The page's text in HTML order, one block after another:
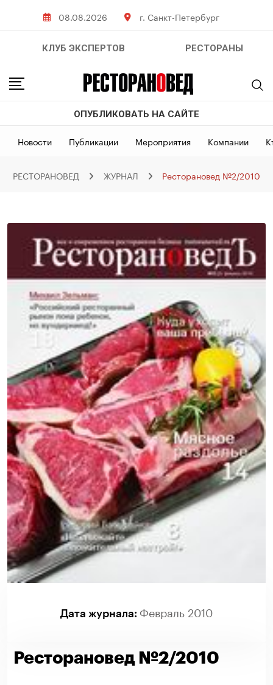
08.08.2026 г. Санкт-Петербург
КЛУБ ЭКСПЕРТОВ РЕСТОРАНЫ
ОПУБЛИКОВАТЬ НА САЙТЕ
Новости Публикации Мероприятия Компании
РЕСТОРАНОВЕД ЖУРНАЛ Ресторановед №2/2010
Ресторановед №2/2010
Дата журнала: Февраль 2010